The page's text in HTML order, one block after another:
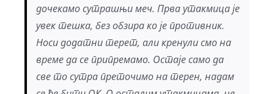
дочекамо сутрашњи меч. Прва утакмица је
увек тешка, без обзира ко је противник.
Носи додатни терет, али кренули смо на
време да се припремамо. Остаје само да
све то сутра преточимо на терен, надам